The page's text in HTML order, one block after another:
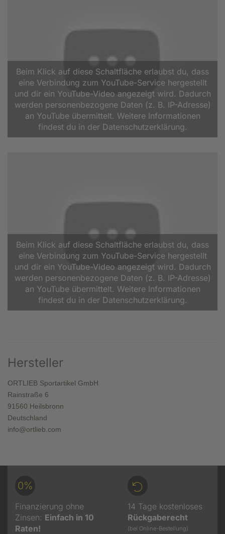
Beim Klick auf diese Schaltfläche erlaubst du, dass
eine Verbindung zum YouTube-Service hergestellt
und dir ein YouTube-Video angezeigt wird. Dadurch
werden personenbezogene Daten (z. B. IP-Adresse)
an YouTube übermittelt. Weitere Informationen
findest du in der Datenschutzerklärung.
Beim Klick auf diese Schaltfläche erlaubst du, dass
eine Verbindung zum YouTube-Service hergestellt
und dir ein YouTube-Video angezeigt wird. Dadurch
werden personenbezogene Daten (z. B. IP-Adresse)
an YouTube übermittelt. Weitere Informationen
findest du in der Datenschutzerklärung.
Hersteller
ORTLIEB Sportartikel GmbH
Rainstraße 6
91560 Heilsbronn
Deutschland
info@ortlieb.com
0%
Finanzierung ohne
Zinsen: Einfach in 10
Raten!
14 Tage kostenloses
Rückgaberecht
(bei Online-Bestellung)